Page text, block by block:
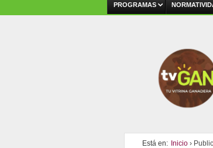
PROGRAMAS
Está en: Inicio ›